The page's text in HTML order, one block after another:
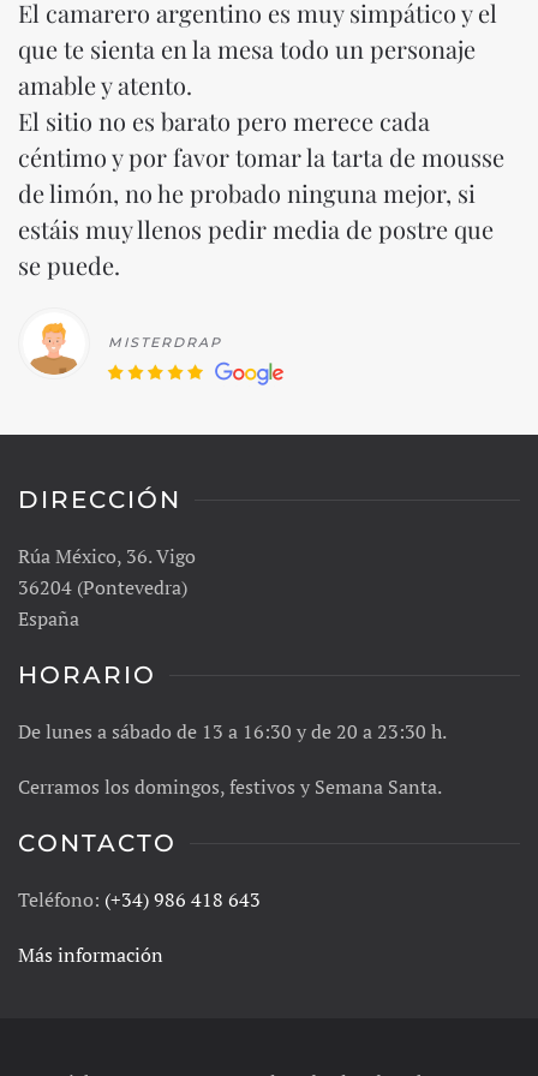
El camarero argentino es muy simpático y el
que te sienta en la mesa todo un personaje
amable y atento.
El sitio no es barato pero merece cada
céntimo y por favor tomar la tarta de mousse
de limón, no he probado ninguna mejor, si
estáis muy llenos pedir media de postre que
se puede.
MISTERDRAP
DIRECCIÓN
Rúa México, 36. Vigo
36204 (Pontevedra)
España
HORARIO
De lunes a sábado de 13 a 16:30 y de 20 a 23:30 h.
Cerramos los domingos, festivos y Semana Santa.
CONTACTO
Teléfono: (+34) 986 418 643
Más información